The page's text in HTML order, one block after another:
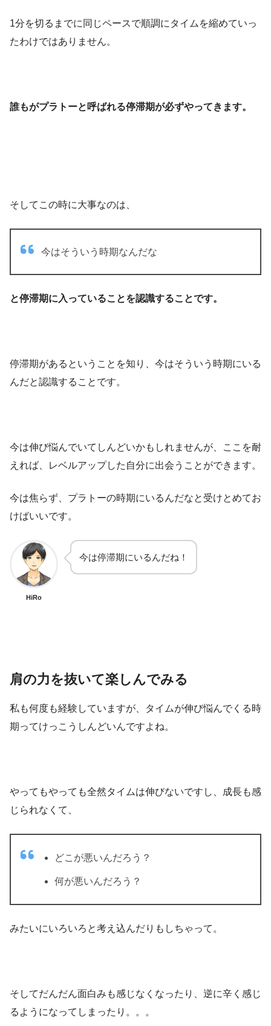
1分を切るまでに同じペースで順調にタイムを縮めていっ
たわけではありません。
誰もがプラトーと呼ばれる停滞期が必ずやってきます。
そしてこの時に大事なのは、
今はそういう時期なんだな
と停滞期に入っていることを認識することです。
停滞期があるということを知り、今はそういう時期にいる
んだと認識することです。
今は伸び悩んでいてしんどいかもしれませんが、ここを耐
えれば、レベルアップした自分に出会うことができます。
今は焦らず、プラトーの時期にいるんだなと受けとめてお
けばいいです。
HiRo
今は停滞期にいるんだね！
肩の力を抜いて楽しんでみる
私も何度も経験していますが、タイムが伸び悩んでくる時
期ってけっこうしんどいんですよね。
やってもやっても全然タイムは伸びないですし、成長も感
じられなくて、
どこが悪いんだろう？
何が悪いんだろう？
みたいにいろいろと考え込んだりもしちゃって。
そしてだんだん面白みも感じなくなったり、逆に辛く感じ
るようになってしまったり。。。